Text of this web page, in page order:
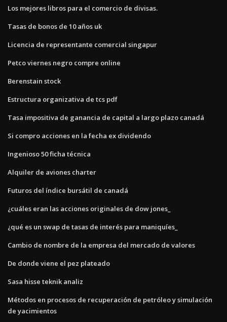
Los mejores libros para el comercio de divisas.
Tasas de bonos de 10 años uk
Licencia de representante comercial singapur
Petco viernes negro compre online
Berenstain stock
Estructura organizativa de tcs pdf
Tasa impositiva de ganancia de capital a largo plazo canadá
Si compro acciones en la fecha ex dividendo
Ingenioso 50 ficha técnica
Alquiler de aviones charter
Futuros del índice bursátil de canadá
¿cuáles eran las acciones originales de dow jones_
¿qué es un swap de tasas de interés para maniquíes_
Cambio de nombre de la empresa del mercado de valores
De donde viene el pez plateado
Sasa hisse teknik analiz
Métodos en procesos de recuperación de petróleo y simulación
de yacimientos